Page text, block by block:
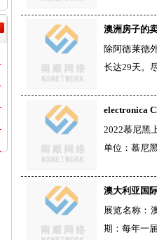
澳洲房子的
除阿德莱德
长达29天。
electronica
2022慕尼黑
单位：慕尼
澳大利亚国
展览名称：
期：每年一